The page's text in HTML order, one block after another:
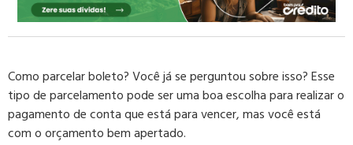
Como parcelar boleto? Você já se perguntou sobre isso? Esse
tipo de parcelamento pode ser uma boa escolha para realizar o
pagamento de conta que está para vencer, mas você está
com o orçamento bem apertado.